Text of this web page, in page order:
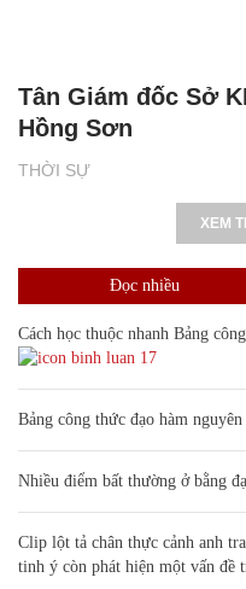
THỜI SỰ
Tân Giám đốc Sở
Hồng Sơn
XEM
Đọc nhiều
Cách học thuộc nhanh Bảng
17
Bảng công thức đạo hàm
Nhiều điểm bất thường ở bằng
Clip lột tả chân thực cảnh anh
tinh ý còn phát hiện một vấn đề